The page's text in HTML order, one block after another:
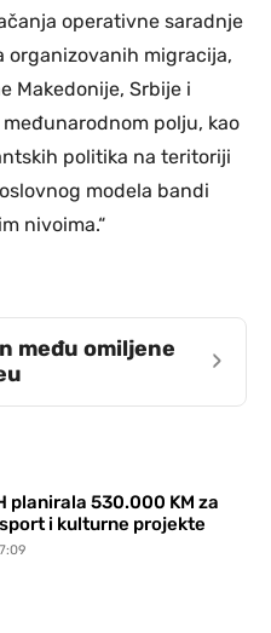
operativne saradnje
organizovanih migracija,
Makedonije, Srbije i
polju, kao
politika na teritoriji
modela bandi
nivoima.“
među omiljene
›
planirala 530.000 KM za
i kulturne projekte